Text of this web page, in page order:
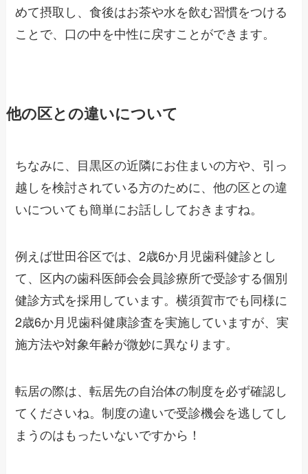
めて摂取し、食後はお茶や水を飲む習慣をつける
ことで、口の中を中性に戻すことができます。
他の区との違いについて
ちなみに、目黒区の近隣にお住まいの方や、引っ
越しを検討されている方のために、他の区との違
いについても簡単にお話ししておきますね。
例えば世田谷区では、2歳6か月児歯科健診とし
て、区内の歯科医師会会員診療所で受診する個別
健診方式を採用しています。横須賀市でも同様に
2歳6か月児歯科健康診査を実施していますが、実
施方法や対象年齢が微妙に異なります。
転居の際は、転居先の自治体の制度を必ず確認し
てくださいね。制度の違いで受診機会を逃してし
まうのはもったいないですから！